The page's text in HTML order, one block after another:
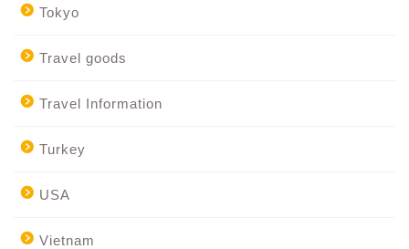
Tokyo
Travel goods
Travel Information
Turkey
USA
Vietnam